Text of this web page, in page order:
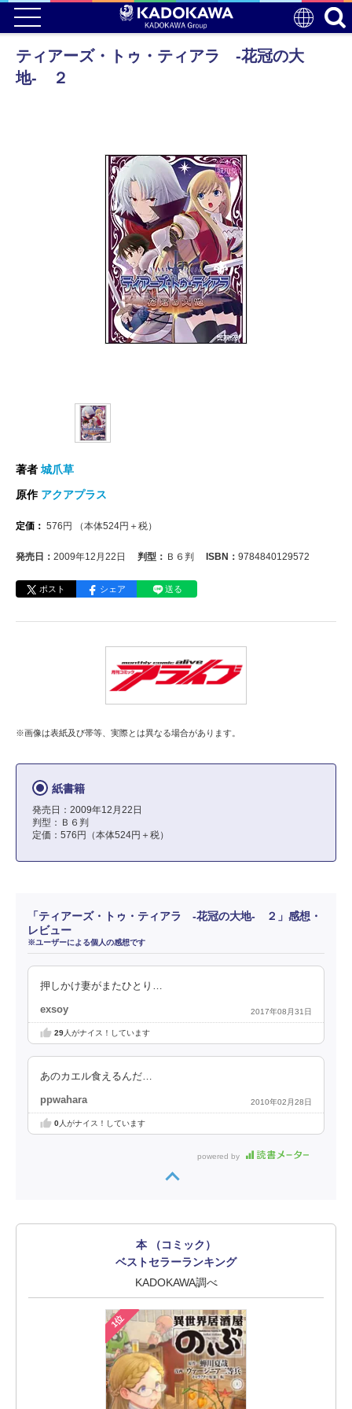
ティアーズ・トゥ・ティアラ ‐花冠の大
地‐ ２
著者 城爪草
原作 アクアプラス
定価： 576 円 （本体524円＋税）
発売日： 2009年12月22日 判型： Ｂ６判 ISBN： 9784840129572
ポスト シェア 送る
※画像は表紙及び帯等、実際とは異なる場合があります。
紙書籍
発売日：2009年12月22日
判型：Ｂ６判
定価：576円（本体524円＋税）
「ティアーズ・トゥ・ティアラ ‐花冠の大地‐ ２」感想・
レビュー
※ユーザーによる個人の感想です
押しかけ妻がまたひとり…
exsoy 2017年08月31日
29人がナイス！しています
あのカエル食えるんだ…
ppwahara 2010年02月28日
0人がナイス！しています
powered by
本 （コミック）
ベストセラーランキング
KADOKAWA調べ
1位